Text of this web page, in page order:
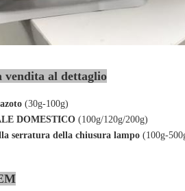
vendita al dettaglio
(30g-100g)
DOMESTICO (100g/120g/200g)
serratura della chiusura lampo (100g-